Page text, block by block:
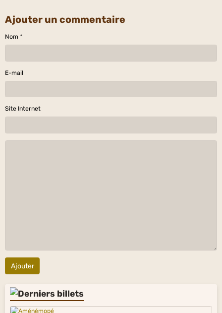
Ajouter un commentaire
Nom
E-mail
Site Internet
Ajouter